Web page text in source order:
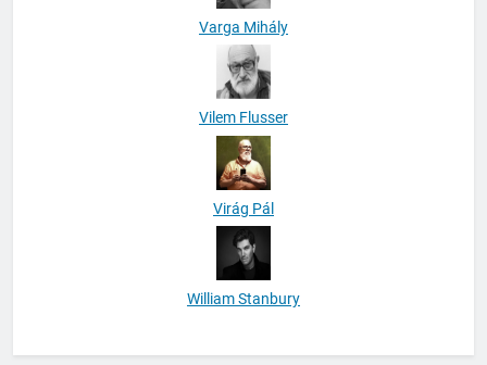
Varga Mihály
Vilem Flusser
Virág Pál
William Stanbury